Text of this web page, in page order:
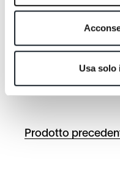
Usa solo
Prodotto